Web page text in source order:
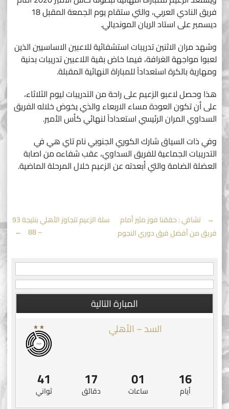
فريق النادي العربي، والتي ستقام يوم الجمعة المقبل 18
ديسمبر على استاد الريان المونديالي.
وشهد مران الاثنين تدريبات استشفائية للاعبين الاساسيين الذين
لعبوا مواجهة الغرافة، فيما خاض بقية اللاعبين تدريبات بدنية
ومهارية بالكرة استعداداً للمباراة النهائية المقبلة.
هذا وحصل لاعبو الزعيم على راحة من التدريبات ليوم الثلاثاء،
على أن تكون العودة مساء الاربعاء والذي يخوض خلاله الفريق
السداوي المران الرئيسي استعداداً لنهائي كأس الأمير.
وفي ذات السياق شارك الكوري الجنوبي نام تاي هي في
التدريبات الجماعية للفريق السداوي، عقب شفاءه من اصابة
العضلة الضامة والتي أبعدته عن الزعيم خلال المرحلة الماضية.
Post
navigation
← تشافي : حققنا فوز مثير أمام
فريق من أفضل فرق دوري النجوم
سلة الزعيم تتجاوز الأهلي بنتيجة 93
– 88
→
المبارة التالية
السد – الأهلي
16
أيام
01
ساعات
17
دقائق
41
ثواني